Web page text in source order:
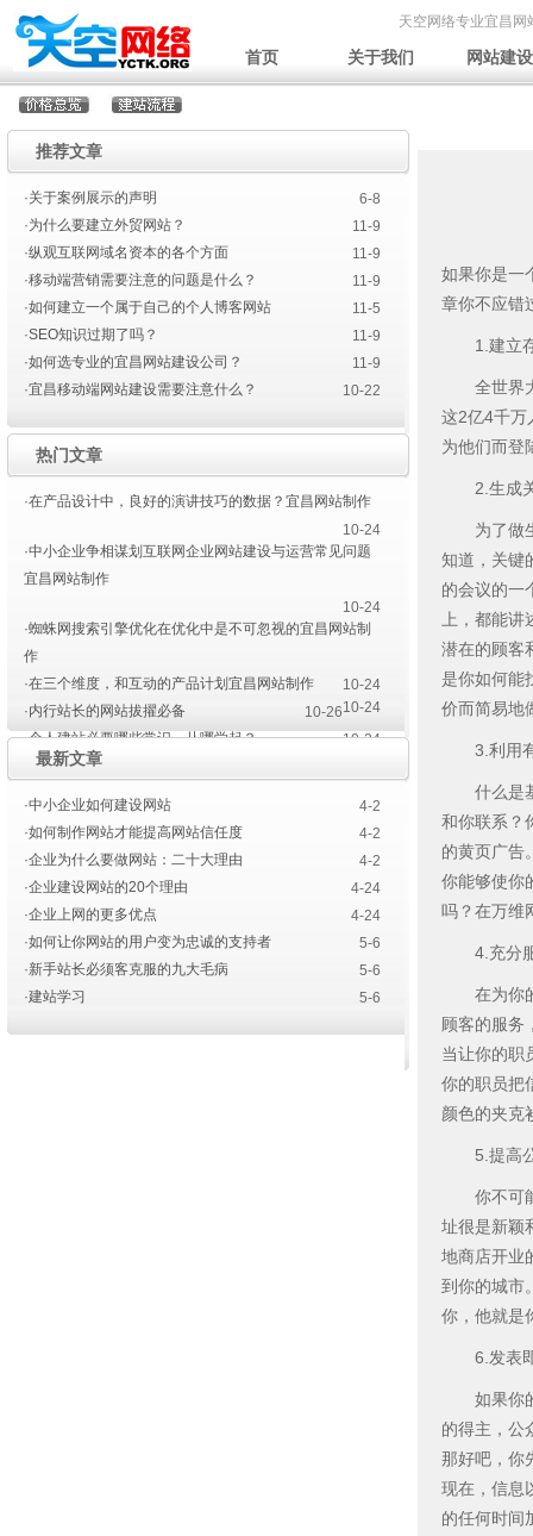
天空网络专业宜昌网
首页 关于我们 网站建设
推荐文章
·关于案例展示的声明
6-8
·为什么要建立外贸网站？
11-9
·纵观互联网域名资本的各个方面
11-9
·移动端营销需要注意的问题是什么？
11-9
·如何建立一个属于自己的个人博客网站
11-5
·SEO知识过期了吗？
11-9
·如何选专业的宜昌网站建设公司？
11-9
·宜昌移动端网站建设需要注意什么？
10-22
热门文章
·在产品设计中，良好的演讲技巧的数据？宜昌网站制作
10-24
·中小企业争相谋划互联网企业网站建设与运营常见问题
宜昌网站制作
10-24
·蜘蛛网搜索引擎优化在优化中是不可忽视的宜昌网站制
作
10-24
·在三个维度，和互动的产品计划宜昌网站制作
10-24
·内行站长的网站拔擢必备
10-26
·个人建站必要哪些常识，从哪学起？
10-24
·宜昌网站开发建设的前前后后
最新文章
·中小企业如何建设网站
4-2
·如何制作网站才能提高网站信任度
4-2
·企业为什么要做网站：二十大理由
4-2
·企业建设网站的20个理由
4-24
·企业上网的更多优点
4-24
·如何让你网站的用户变为忠诚的支持者
5-6
·新手站长必须客克服的九大毛病
5-6
·建站学习
5-6
如果你是一
章你不应错
1.建立
全世界大
这2亿4千万
为他们而登
2.生成关
为了做生
知道，关键
的会议的一
上，都能
潜在的顾客
是你如何能
价而简易地
3.利用有
什么是基
和你联系？
的黄页广告
你能够使你
吗？在万维
4.充分服
在为你的
顾客的服务
当让你的职
你的职员把
颜色的夹克
5.提高公
你不可能
址很是新颖
地商店开业
到你的城市
你，他就是
6.发表即
如果你的
的得主，公
那好吧，你
现在，信息
的任何时间